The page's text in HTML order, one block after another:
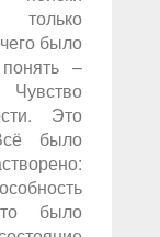
только
было
–
Чувство
Это
было
было